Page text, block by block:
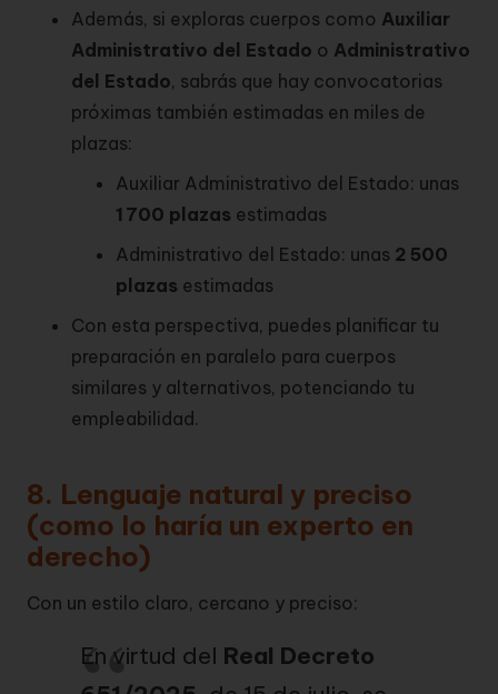
Además, si exploras cuerpos como Auxiliar
Administrativo del Estado o Administrativo
del Estado, sabrás que hay convocatorias
próximas también estimadas en miles de
plazas:
Auxiliar Administrativo del Estado: unas
1 700 plazas estimadas
Administrativo del Estado: unas 2 500
plazas estimadas
Con esta perspectiva, puedes planificar tu
preparación en paralelo para cuerpos
similares y alternativos, potenciando tu
empleabilidad.
8. Lenguaje natural y preciso
(como lo haría un experto en
derecho)
Con un estilo claro, cercano y preciso:
En virtud del Real Decreto